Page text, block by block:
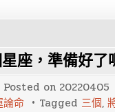
座，準備好了
Posted on 20220405
論命 Tagged 三個,